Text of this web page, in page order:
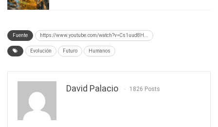
Fuente https://www.youtube.com/watch?v=Cs1uud8H...
Evolución Futuro Humanos
David Palacio 1826 Posts